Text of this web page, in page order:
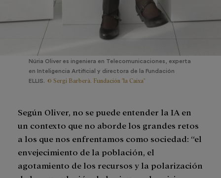
Núria Oliver es ingeniera en Telecomunicaciones, experta
en Inteligencia Artificial y directora de la Fundación
ELLIS. © Sergi Barberà. Fundación "la Caixa"
Según Oliver, no se puede entender la IA en
un contexto que no aborde los grandes retos
a los que nos enfrentamos como sociedad: “el
envejecimiento de la población, el
agotamiento de los recursos y la polarización